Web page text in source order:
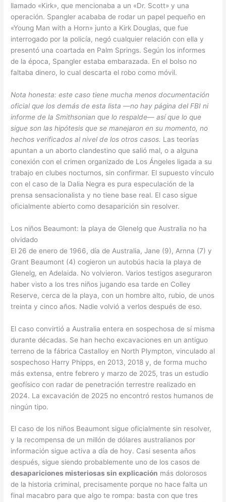
llamado «Kirk», que mencionaba a un «Dr. Scott» y una
operación. Spangler acababa de rodar un papel pequeño en
«Young Man with a Horn» junto a Kirk Douglas, que fue
interrogado por la policía, negó cualquier relación con ella y
presentó una coartada en Palm Springs. Según los informes
de la época, Spangler estaba embarazada. En el bolso no
faltaba dinero, lo cual descarta el robo como móvil.
Nota honesta: este caso tiene mucha menos documentación
oficial que los demás de esta lista —no hay página del FBI ni
informe de la Smithsonian que lo respalde— así que lo que
sigue son las hipótesis que se manejaron en su momento, no
hechos verificados al nivel de los otros casos. Las teorías
apuntan a un aborto clandestino que salió mal, o a alguna
conexión con el crimen organizado de Los Ángeles ligada a su
trabajo en clubes nocturnos, sin confirmar. El supuesto vínculo
con el caso de la Dalia Negra es pura especulación de la
prensa sensacionalista y no tiene base real. El caso sigue
oficialmente abierto como desaparición sin resolver.
Los niños Beaumont: la playa de Glenelg que Australia no ha
olvidado
El 26 de enero de 1966, día de Australia, Jane (9), Arnna (7) y
Grant Beaumont (4) cogieron un autobús hacia la playa de
Glenelg, en Adelaida. No volvieron. Varios testigos aseguraron
haber visto a los tres niños jugando esa tarde en Colley
Reserve, cerca de la playa, con un hombre alto, rubio, de unos
treinta y cinco años. Nadie volvió a verlos después de eso.
El caso convirtió a Australia entera en sospechosa de sí misma
durante décadas. Se han hecho excavaciones en un antiguo
terreno de la fábrica Castalloy en North Plympton, vinculado al
sospechoso Harry Phipps, en 2013, 2018 y, de forma mucho
más extensa, entre febrero y marzo de 2025, tras un estudio
geofísico con radar de penetración terrestre realizado en
2024. La excavación de 2025 no encontró restos humanos de
ningún tipo.
El caso de los niños Beaumont sigue oficialmente sin resolver,
y la recompensa de un millón de dólares australianos por
información sigue activa a día de hoy. Casi sesenta años
después, sigue siendo probablemente uno de los casos de
desapariciones misteriosas sin explicación más dolorosos
de la historia criminal, precisamente porque no hace falta un
final macabro para que algo te rompa: basta con que tres